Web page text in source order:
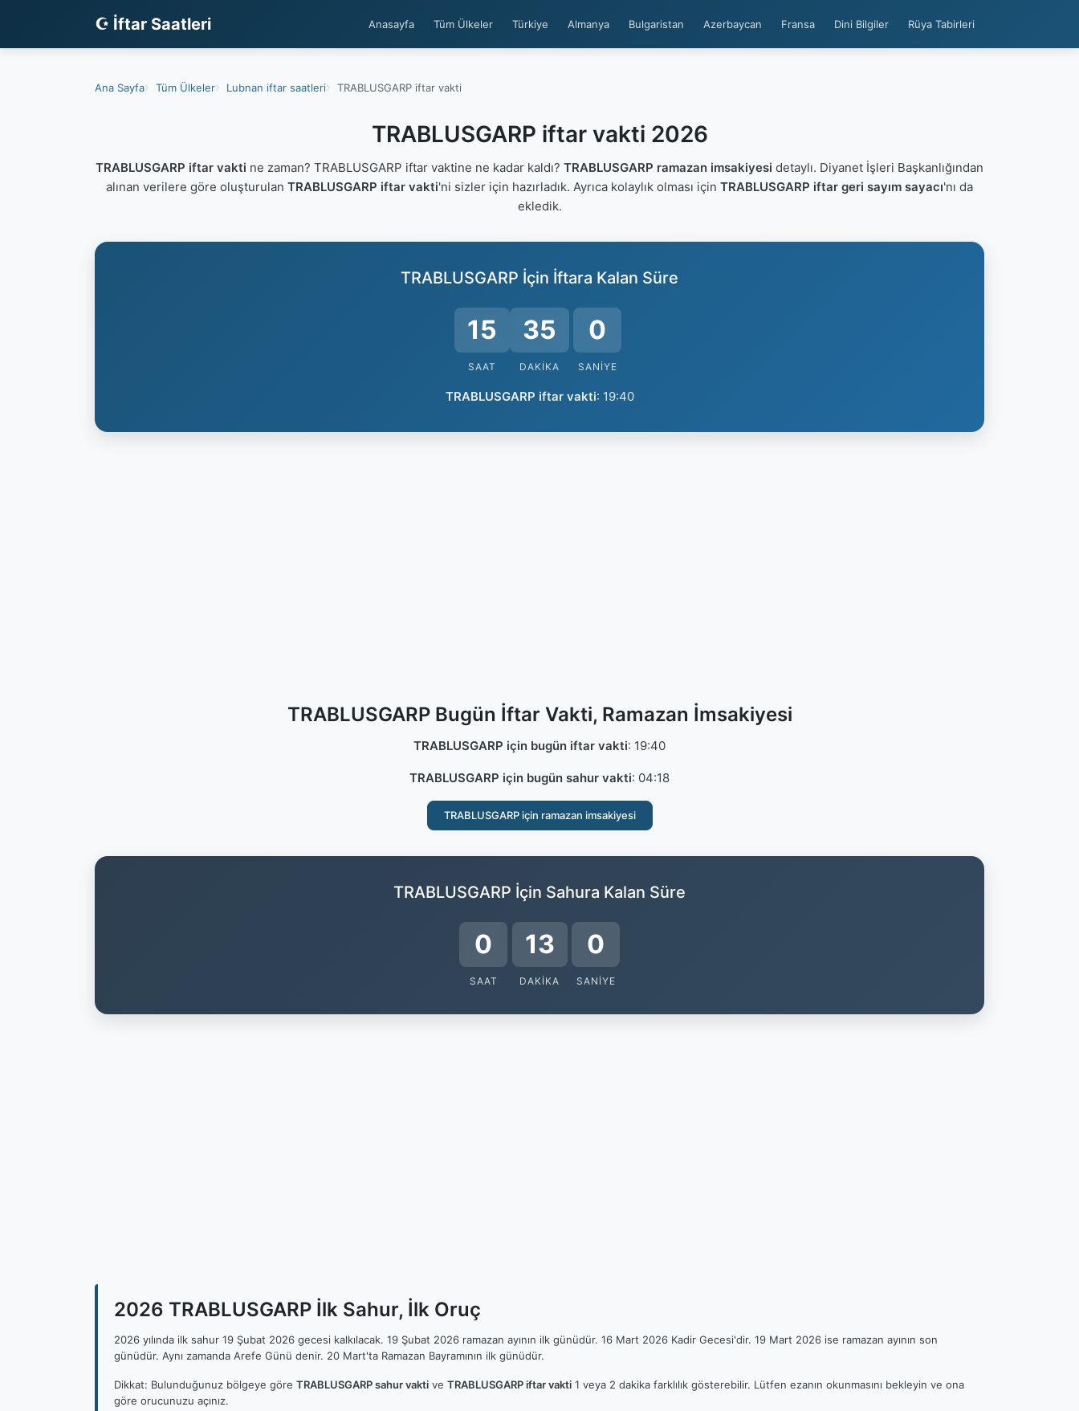
☪ İftar Saatleri Anasayfa Tüm Ülkeler Türkiye Almanya Bulgaristan Azerbaycan Fransa Dini Bilgiler Rüya Tabirleri
Ana Sayfa Tüm Ülkeler Lubnan iftar saatleri TRABLUSGARP iftar vakti
TRABLUSGARP iftar vakti 2026
TRABLUSGARP iftar vakti ne zaman? TRABLUSGARP iftar vaktine ne kadar kaldı? TRABLUSGARP ramazan imsakiyesi detaylı. Diyanet İşleri Başkanlığından
alınan verilere göre oluşturulan TRABLUSGARP iftar vakti'ni sizler için hazırladık. Ayrıca kolaylık olması için TRABLUSGARP iftar geri sayım sayacı'nı da
ekledik.
TRABLUSGARP İçin İftara Kalan Süre
15
SAAT
34
DAKIKA
59
SANIYE
TRABLUSGARP iftar vakti: 19:40
TRABLUSGARP Bugün İftar Vakti, Ramazan İmsakiyesi
TRABLUSGARP için bugün iftar vakti: 19:40
TRABLUSGARP için bugün sahur vakti: 04:18
TRABLUSGARP için ramazan imsakiyesi
TRABLUSGARP İçin Sahura Kalan Süre
0
SAAT
12
DAKIKA
59
SANIYE
2026 TRABLUSGARP İlk Sahur, İlk Oruç
2026 yılında ilk sahur 19 Şubat 2026 gecesi kalkılacak. 19 Şubat 2026 ramazan ayının ilk günüdür. 16 Mart 2026 Kadir Gecesi'dir. 19 Mart 2026 ise ramazan ayının son
günüdür. Aynı zamanda Arefe Günü denir. 20 Mart'ta Ramazan Bayramının ilk günüdür.
Dikkat: Bulunduğunuz bölgeye göre TRABLUSGARP sahur vakti ve TRABLUSGARP iftar vakti 1 veya 2 dakika farklılık gösterebilir. Lütfen ezanın okunmasını bekleyin ve ona
göre orucunuzu açınız.